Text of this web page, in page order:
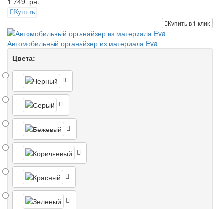
Купить
Купить в 1 клик
Автомобильный органайзер из материала Eva
Цвета: